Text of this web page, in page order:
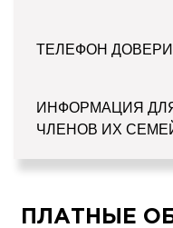
ТЕЛЕФОН
ИНФОРМАЦИЯ
ЧЛЕНОВ ИХ
ПЛАТНЫЕ